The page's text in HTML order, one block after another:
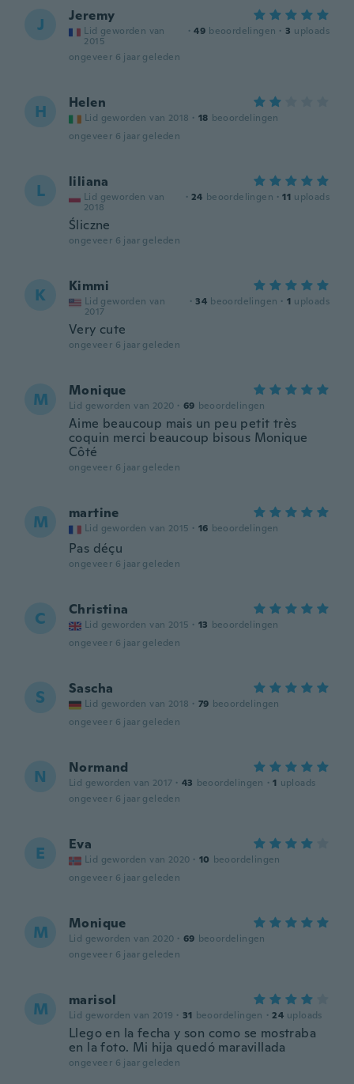
J Jeremy
Lid geworden van
2015
· 49 beoordelingen · 3 uploads
ongeveer 6 jaar geleden
H Helen
Lid geworden van 2018 · 18 beoordelingen
ongeveer 6 jaar geleden
L liliana
Lid geworden van
2018
· 24 beoordelingen · 11 uploads
Śliczne
ongeveer 6 jaar geleden
K Kimmi
Lid geworden van
2017
· 34 beoordelingen · 1 uploads
Very cute
ongeveer 6 jaar geleden
M Monique
Lid geworden van 2020 · 69 beoordelingen
Aime beaucoup mais un peu petit très
coquin merci beaucoup bisous Monique
Côté
ongeveer 6 jaar geleden
M martine
Lid geworden van 2015 · 16 beoordelingen
Pas déçu
ongeveer 6 jaar geleden
C Christina
Lid geworden van 2015 · 13 beoordelingen
ongeveer 6 jaar geleden
S Sascha
Lid geworden van 2018 · 79 beoordelingen
ongeveer 6 jaar geleden
N Normand
Lid geworden van 2017 · 43 beoordelingen · 1 uploads
ongeveer 6 jaar geleden
E Eva
Lid geworden van 2020 · 10 beoordelingen
ongeveer 6 jaar geleden
M Monique
Lid geworden van 2020 · 69 beoordelingen
ongeveer 6 jaar geleden
M marisol
Lid geworden van 2019 · 31 beoordelingen · 24 uploads
Llego en la fecha y son como se mostraba
en la foto. Mi hija quedó maravillada
ongeveer 6 jaar geleden